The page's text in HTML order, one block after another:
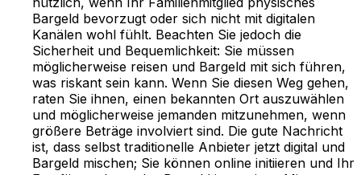
Bargeld bevorzugt oder sich nicht mit digitalen
Kanälen wohl fühlt. Beachten Sie jedoch die
Sicherheit und Bequemlichkeit: Sie müssen
möglicherweise reisen und Bargeld mit sich führen,
was riskant sein kann. Wenn Sie diesen Weg gehen,
raten Sie ihnen, einen bekannten Ort auszuwählen
und möglicherweise jemanden mitzunehmen, wenn
größere Beträge involviert sind. Die gute Nachricht
ist, dass selbst traditionelle Anbieter jetzt digital und
Bargeld mischen; Sie können online initiieren und Ihr